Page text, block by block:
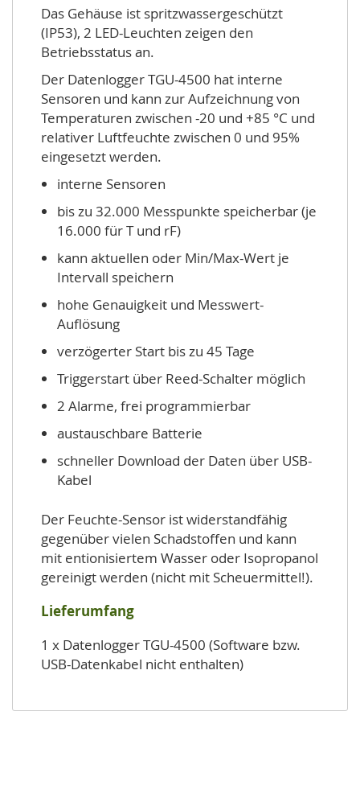
Das Gehäuse ist spritzwassergeschützt
(IP53), 2 LED-Leuchten zeigen den
Betriebsstatus an.
Der Datenlogger TGU-4500 hat interne
Sensoren und kann zur Aufzeichnung von
Temperaturen zwischen -20 und +85 °C und
relativer Luftfeuchte zwischen 0 und 95%
eingesetzt werden.
interne Sensoren
bis zu 32.000 Messpunkte speicherbar (je
16.000 für T und rF)
kann aktuellen oder Min/Max-Wert je
Intervall speichern
hohe Genauigkeit und Messwert-
Auflösung
verzögerter Start bis zu 45 Tage
Triggerstart über Reed-Schalter möglich
2 Alarme, frei programmierbar
austauschbare Batterie
schneller Download der Daten über USB-
Kabel
Der Feuchte-Sensor ist widerstandfähig
gegenüber vielen Schadstoffen und kann
mit entionisiertem Wasser oder Isopropanol
gereinigt werden (nicht mit Scheuermittel!).
Lieferumfang
1 x Datenlogger TGU-4500 (Software bzw.
USB-Datenkabel nicht enthalten)